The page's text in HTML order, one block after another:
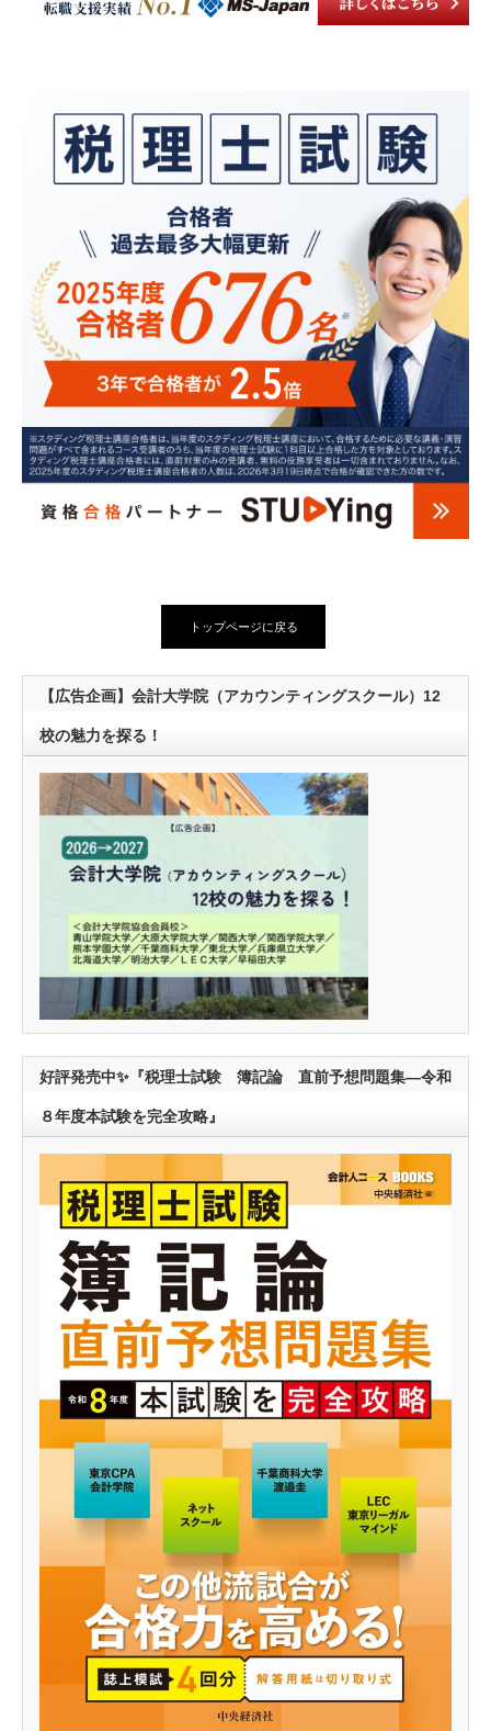
トップページに戻る
【広告企画】会計大学院（アカウンティングスクール）12
校の魅力を探る！
好評発売中✨『税理士試験 簿記論 直前予想問題集―令和
８年度本試験を完全攻略』